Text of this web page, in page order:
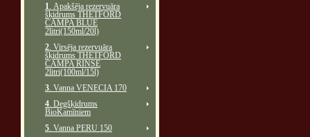
1. Apakšēja rezervuāra
šķidrums THETFORD
CAMPA BLUE
2litri(150ml/20l)
2. Virsēja rezervuāra
šķidrums THETFORD
CAMPA RINSE
2litri(100ml/15l)
3. Vanna VENECIA 170
4. Degšķidrums
BioKamīniem
5. Vanna PERU 150